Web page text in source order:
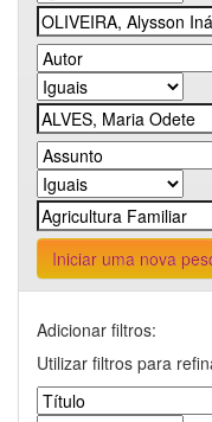
Iniciar uma nova
Adicionar filtros:
Utilizar filtros para